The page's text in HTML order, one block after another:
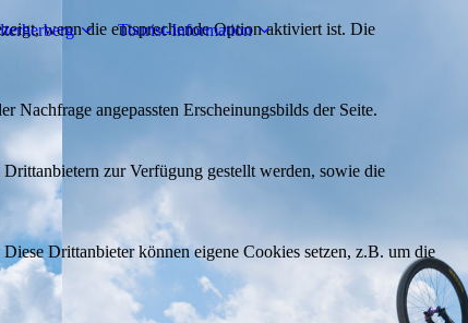
Tourist-Information
wenn die entsprechende Option aktiviert ist. Die
Nachfrage angepassten Erscheinungsbilds der Seite.
zur Verfügung gestellt werden, sowie die
Drittanbieter können eigene Cookies setzen, z.B. um die